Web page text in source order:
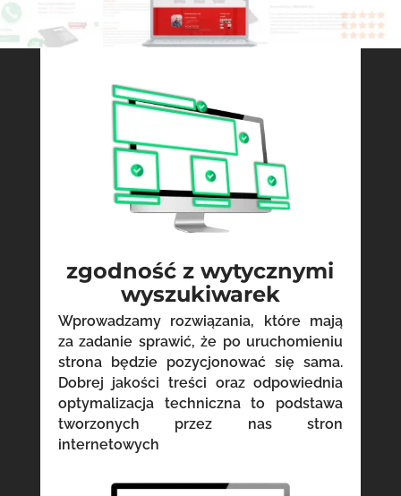
zgodność z wytycznymi
wyszukiwarek
Wprowadzamy rozwiązania, które mają
za zadanie sprawić, że po uruchomieniu
strona będzie pozycjonować się sama.
Dobrej jakości treści oraz odpowiednia
optymalizacja techniczna to podstawa
tworzonych przez nas stron
internetowych